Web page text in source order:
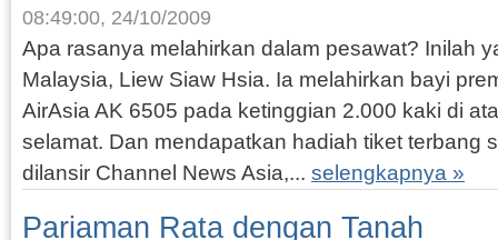
08:49:00, 24/10/2009
Apa rasanya melahirkan dalam pesawat? Inilah
Malaysia, Liew Siaw Hsia. Ia melahirkan bayi
AirAsia AK 6505 pada ketinggian 2.000 kaki di
selamat. Dan mendapatkan hadiah tiket terbang
dilansir Channel News Asia,... selengkapnya »
Pariaman Rata dengan Tanah